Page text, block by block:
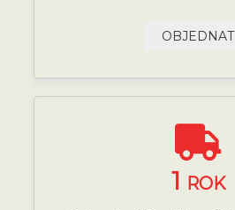
OBJEDNAT
1 ROK